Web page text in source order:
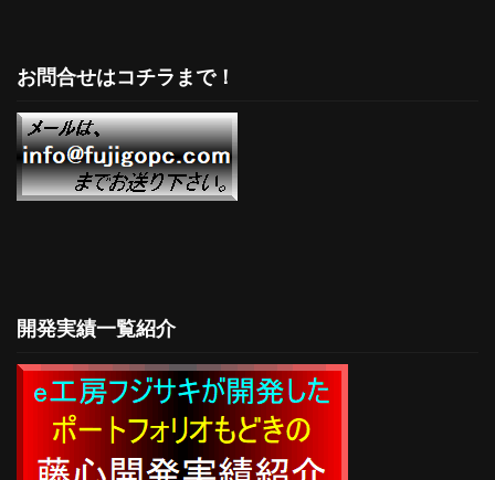
お問合せはコチラまで！
開発実績一覧紹介